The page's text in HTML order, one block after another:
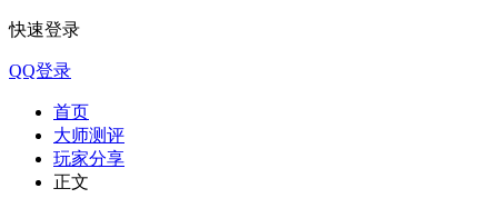
快速登录
QQ登录
首页
大师测评
玩家分享
正文